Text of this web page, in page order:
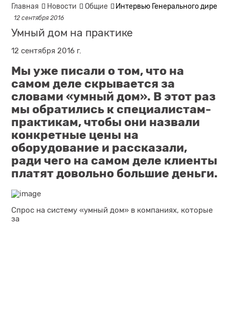
Главная Новости Общие Интервью Генерального
12 сентября 2016
Умный дом на практике
12 сентября 2016 г.
Мы уже писали о том, что на
самом деле скрывается за
словами «умный дом». В этот раз
мы обратились к специалистам-
практикам, чтобы они назвали
конкретные цены на
оборудование и рассказали,
ради чего на самом деле клиенты
платят довольно большие деньги.
Спрос на систему «умный дом» в компаниях, которые
за